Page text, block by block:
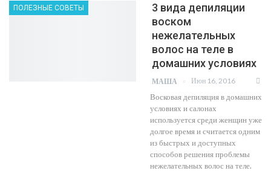
ПОЛЕЗНЫЕ СОВЕТЫ
3 вида депиляции
воском
нежелательных
волос на теле в
домашних условиях
МАША Июн 16, 2016
Восковая депиляция в домашних
условиях и салонах
используется среди женщин уже
долгое время и считается одним
из быстрых и доступных
способов решения проблемы
нежелательных волос на теле.